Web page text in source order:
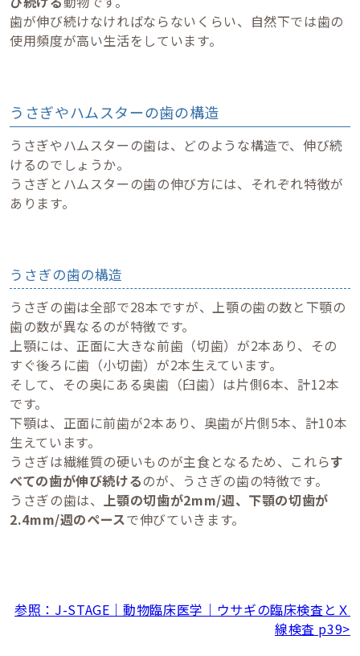
歯が伸び続けなければならないくらい、自然下では歯の
使用頻度が高い生活をしています。
うさぎやハムスターの歯の構造
うさぎやハムスターの歯は、どのような構造で、伸び続
けるのでしょうか。
うさぎとハムスターの歯の伸び方には、それぞれ特徴が
あります。
うさぎの歯の構造
うさぎの歯は全部で28本ですが、上顎の歯の数と下顎の
歯の数が異なるのが特徴です。
上顎には、正面に大きな前歯（切歯）が2本あり、その
すぐ後ろに歯（小切歯）が2本生えています。
そして、その奥にある奥歯（臼歯）は片側6本、計12本
です。
下顎は、正面に前歯が2本あり、奥歯が片側5本、計10本
生えています。
うさぎは繊維質の硬いものが主食となるため、これらす
べての歯が伸び続けるのが、うさぎの歯の特徴です。
うさぎの歯は、 上顎の切歯が2mm/週、下顎の切歯が
2.4mm/週のペースで伸びていきます。
参照：J-STAGE｜動物臨床医学｜ウサギの臨床検査とＸ
線検査 p39>